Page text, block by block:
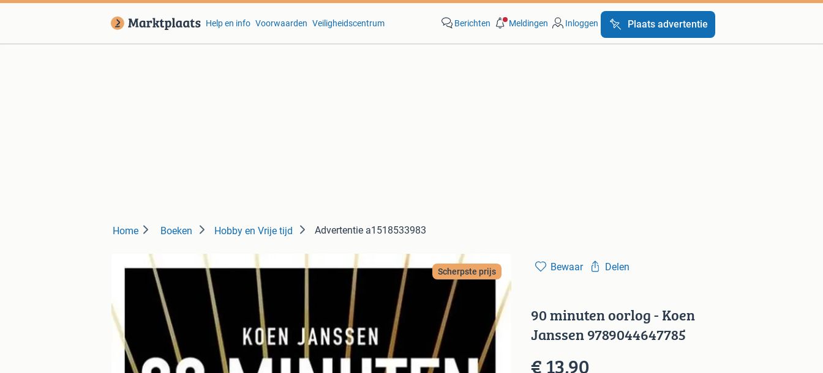
Help en info Voorwaarden Veiligheidscentrum Berichten Meldingen Inloggen Plaats advertentie
Home Boeken Hobby en Vrije tijd Advertentie a1518533983
Scherpste prijs Bewaar Delen
90 minuten oorlog - Koen
Janssen 9789044647785
€ 13,90